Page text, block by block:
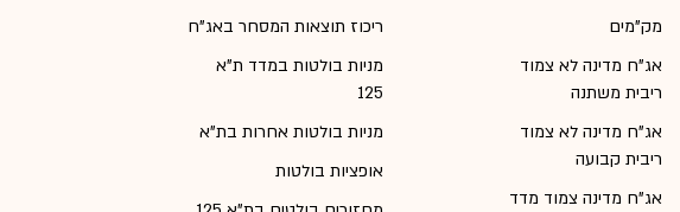
מק"מים
אג"ח מדינה לא צמוד
ריבית משתנה
אג"ח מדינה לא צמוד
ריבית קבועה
אג"ח מדינה צמוד מדד
ריכוז תוצאות המסחר באג"ח
מניות בולטות במדד ת"א
125
מניות בולטות אחרות בת"א
אופציות בולטות